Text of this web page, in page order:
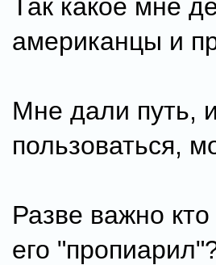
Так какое мне
американцы и
Мне дали путь,
пользоваться,
Разве важно
его